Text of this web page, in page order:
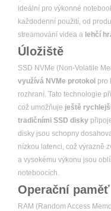
ideální pro výkonné
každodenní použití, od
streamování videa a lehčí
Úložiště
SSD NVMe (Non-Volatile
využívá NVMe protokol pro
rozhraní. Tato technologie
což umožňuje ještě
tradičními SSD disky
disky jsou schopny
nízkou latenci, což výrazně
a vysokému výkonu jsou
noteboocích.
Operační paměť
RAM (Random Access